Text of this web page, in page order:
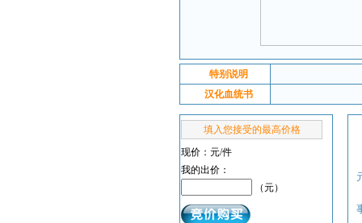
特别说明
汉化血统书
填入您接受的最高价格
现价： 元/件
我的出价：
（元）